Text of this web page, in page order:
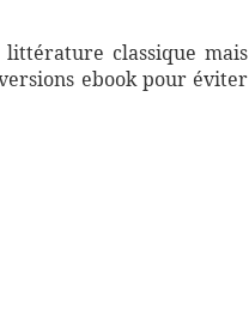
classique mais
ebook pour éviter